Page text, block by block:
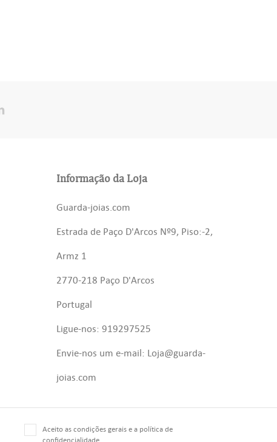
Informação da Loja
Guarda-joias.com
Estrada de Paço D'Arcos Nº9, Piso:-2,
Armz 1
2770-218 Paço D'Arcos
Portugal
Ligue-nos: 919297525
Envie-nos um e-mail: Loja@guarda-
joias.com
Aceito as condições gerais e a política de
confidencialidade